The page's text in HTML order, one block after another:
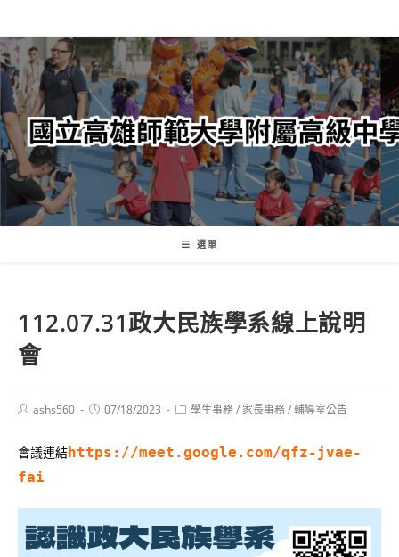
轉
至
主
內
容
選單
112.07.31政大民族學系線上說明
會
Postashs560
Post07/18/2023
Post學生事務/ 家長事務/輔導室公告
會議連結https://meet.google.com/qfz-jvae-
fai